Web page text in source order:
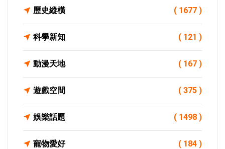
歷史縱橫 ( 1677 )
科學新知 ( 121 )
動漫天地 ( 167 )
遊戲空間 ( 375 )
娛樂話題 ( 1498 )
寵物愛好 ( 184 )